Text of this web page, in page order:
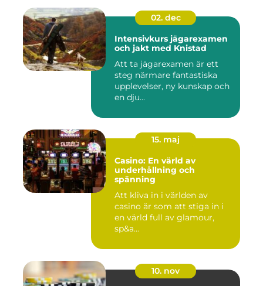
02. dec
Intensivkurs jägarexamen
och jakt med Knistad
Att ta jägarexamen är ett
steg närmare fantastiska
upplevelser, ny kunskap och
en dju...
15. maj
Casino: En värld av
underhållning och
spänning
Att kliva in i världen av
casino är som att stiga in i
en värld full av glamour,
sp&a...
10. nov